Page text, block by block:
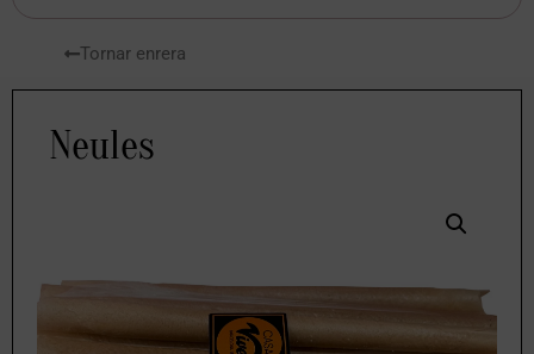
Tornar enrera
Neules